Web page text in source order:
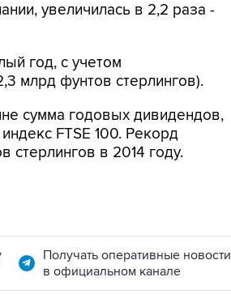
увеличилась в 2,2 раза -
год, с учетом
млрд фунтов стерлингов).
сумма годовых дивидендов,
FTSE 100. Рекорд
стерлингов в 2014 году.
Получать оперативные новости
в официальном канале